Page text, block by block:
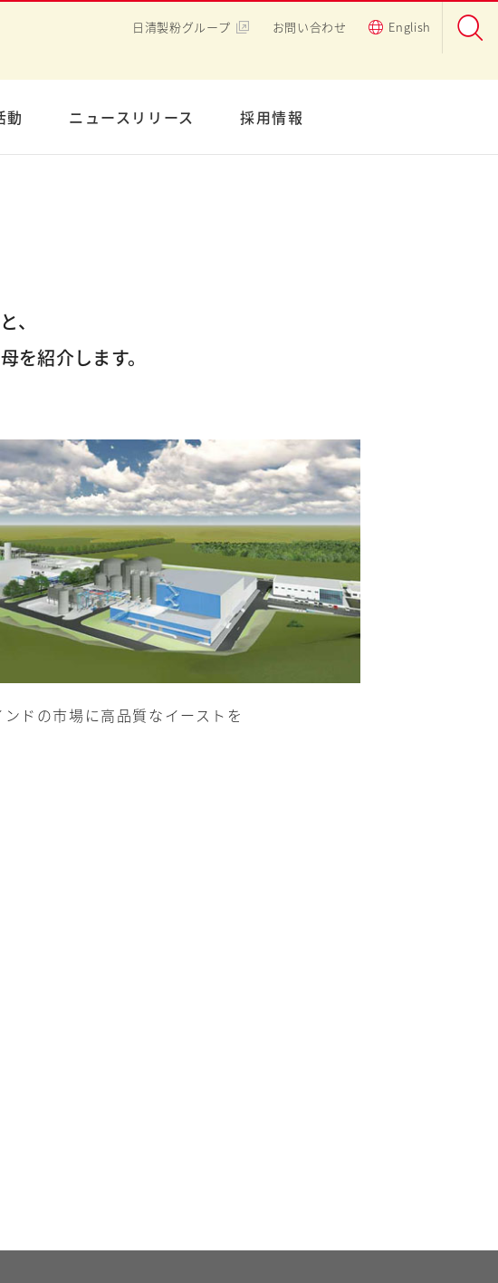
お問い合わせ English
日清製粉グループ
動 ニュースリリース 採用情報
、
を紹介します。
ンドの市場に高品質なイーストを